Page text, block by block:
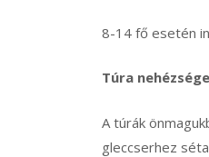
8-14 fő esetén
Túra nehézsége
A túrák
gleccserhez